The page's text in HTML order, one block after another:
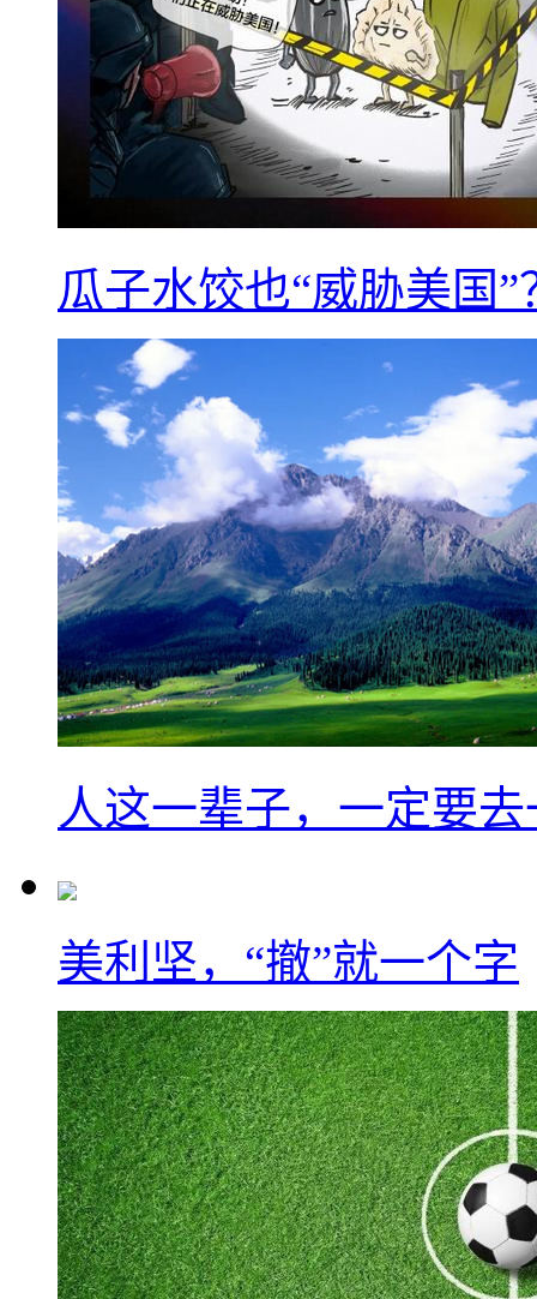
瓜子水饺也“威胁美国”
人这一辈子，一定要
美利坚，“撤”就一个字